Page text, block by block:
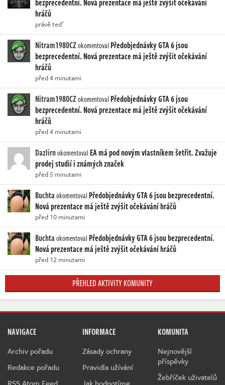
bezprecedentní. Nová prezentace má ještě zvýšit očekávání
hráčů
právě teď
Nitram1980CZokomentoval Předobjednávky GTA 6 jsou
bezprecedentní. Nová prezentace má ještě zvýšit očekávání
hráčů
před 4 minutami
Nitram1980CZokomentoval Předobjednávky GTA 6 jsou
bezprecedentní. Nová prezentace má ještě zvýšit očekávání
hráčů
před 4 minutami
Dazlirnokomentoval EA má pod novým vlastníkem šetřit. Zvažuje
prodej studií i známých značek
před 5 minutami
Buchtaokomentoval Předobjednávky GTA 6 jsou bezprecedentní.
Nová prezentace má ještě zvýšit očekávání hráčů
před 10 minutami
Buchtaokomentoval Předobjednávky GTA 6 jsou bezprecedentní.
Nová prezentace má ještě zvýšit očekávání hráčů
před 12 minutami
PŘEHLED AKTIVITY KOMUNITY
NAVIGACE
Archiv pořadu
Redakce pořadu
INFORMACE
Zásady ochrany
Pravidla užívání
KOMUNITA
Nejnovější
příspěvky
Žebříček uživatelů